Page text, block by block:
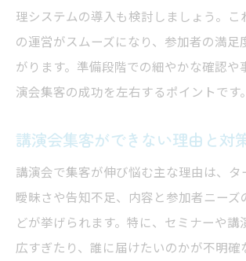
理システムの導入も検討しましょう。こ
の運営がスムーズになり、参加者の満足
がります。準備段階での細やかな確認や
演会集客の成功を左右するポイントです。
講演会集客ができない理由と対
講演会で集客が伸び悩む主な理由は、タ
曖昧さや告知不足、内容と参加者ニーズ
どが挙げられます。特に、セミナーや講
広すぎたり、誰に届けたいのかが不明確